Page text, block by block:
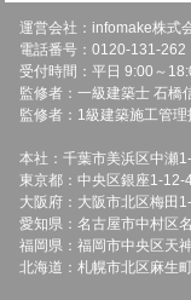
運営会社：infomake株式
電話番号：0120-131-262
受付時間：平日 9:00～
監修者：一級建築士 石橋
監修者：1級建築施工管
本社：千葉市美浜区中瀬
東京都：中央区銀座1-12-
大阪府：大阪市北区梅田
愛知県：名古屋市中村区
福岡県：福岡市中央区天
北海道：札幌市北区麻生